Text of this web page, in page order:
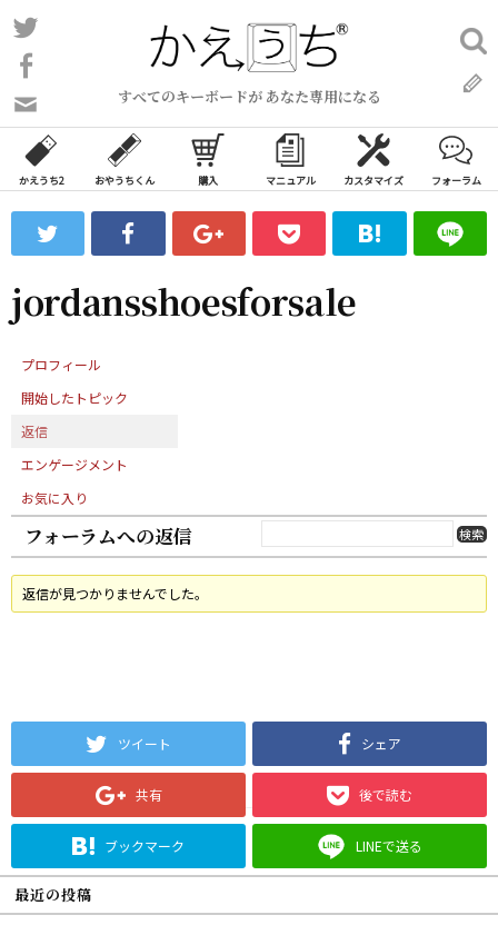
コ
ン
ン
ツ
ス
ッ
プ
すべてのキーボードが あなた専用になる
い
合
わ
フ
ォ
ム
検
索:
かえうち2 おやうちくん 購入 マニュアル カスタマイズ フォーラム
jordansshoesforsale
プロフィール
開始したトピック
返信
エンゲージメント
お気に入り
フォーラムへの返信
返信が見つかりませんでした。
ツイート シェア
共有 後で読む
ブックマーク LINEで送る
最近の投稿